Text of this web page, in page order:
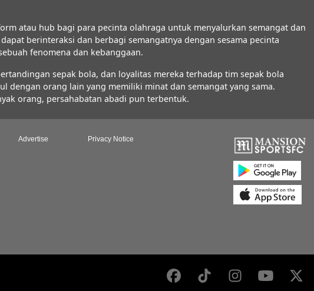
atau hub bagi para pecinta olahraga untuk menyalurkan semangat dan
berinteraksi dan berbagi semangatnya dengan sesama pecinta
fenomena dan kebanggaan.
sepak bola, dan loyalitas mereka terhadap tim sepak bola
dengan orang lain yang memiliki minat dan semangat yang sama.
orang, persahabatan abadi pun terbentuk.
Advertise Privacy Notice